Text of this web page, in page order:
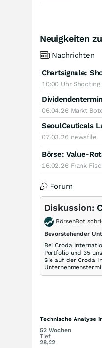
Neuigkeiten
Nachrichten
Chartsignale:
10:00 Uhr Shooting
06.04.26 Markt
SeoulCeuticals
07.03.26 newsfile
Börse: Value-
16.02.26 Frank
Forum
Diskussion:
BörsenBot
Bevorstehender
Bei Croda
Portfolio und 35
Sie auf der Croda
Technische Analyse
52 Wochen
Tief
28,22